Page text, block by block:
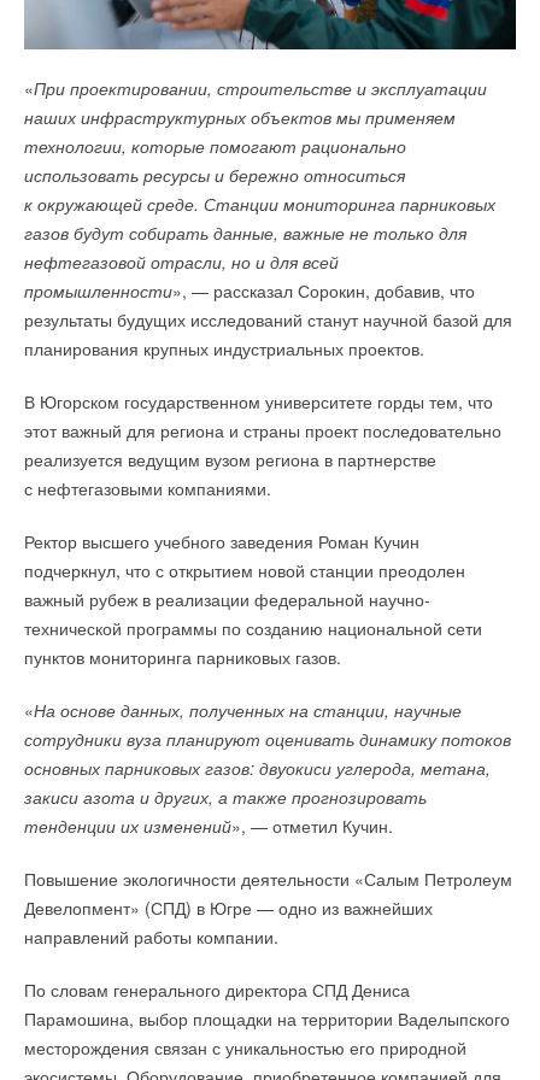
«При проектировании, строительстве и эксплуатации
наших инфраструктурных объектов мы применяем
технологии, которые помогают рационально
использовать ресурсы и бережно относиться
к окружающей среде. Станции мониторинга парниковых
газов будут собирать данные, важные не только для
нефтегазовой отрасли, но и для всей
промышленности», — рассказал Сорокин, добавив, что
результаты будущих исследований станут научной базой для
планирования крупных индустриальных проектов.
В Югорском государственном университете горды тем, что
этот важный для региона и страны проект последовательно
реализуется ведущим вузом региона в партнерстве
с нефтегазовыми компаниями.
Ректор высшего учебного заведения Роман Кучин
подчеркнул, что с открытием новой станции преодолен
важный рубеж в реализации федеральной научно-
технической программы по созданию национальной сети
пунктов мониторинга парниковых газов.
«На основе данных, полученных на станции, научные
сотрудники вуза планируют оценивать динамику потоков
основных парниковых газов: двуокиси углерода, метана,
закиси азота и других, а также прогнозировать
тенденции их изменений», — отметил Кучин.
Повышение экологичности деятельности «Салым Петролеум
Девелопмент» (СПД) в Югре — одно из важнейших
направлений работы компании.
По словам генерального директора СПД Дениса
Парамошина, выбор площадки на территории Ваделыпского
месторождения связан с уникальностью его природной
Уведомления отключены
Комментарии
В этой теме еще нет комментариев
Добавить комментарий
Ваше имя *
Ваш E-mail *
Текст комментария